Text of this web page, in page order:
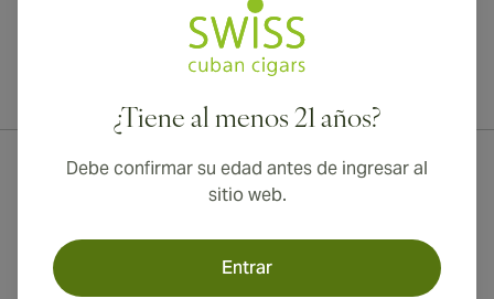
¿Tiene al menos 21 años?
Debe confirmar su edad antes de ingresar al
sitio web.
Entrar